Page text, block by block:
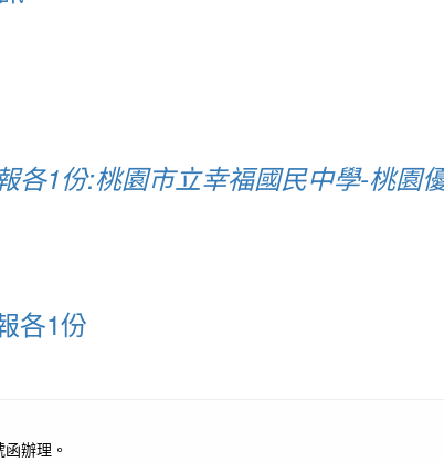
各1份:桃園市立幸福國民中學-桃園
各1份
辦理。